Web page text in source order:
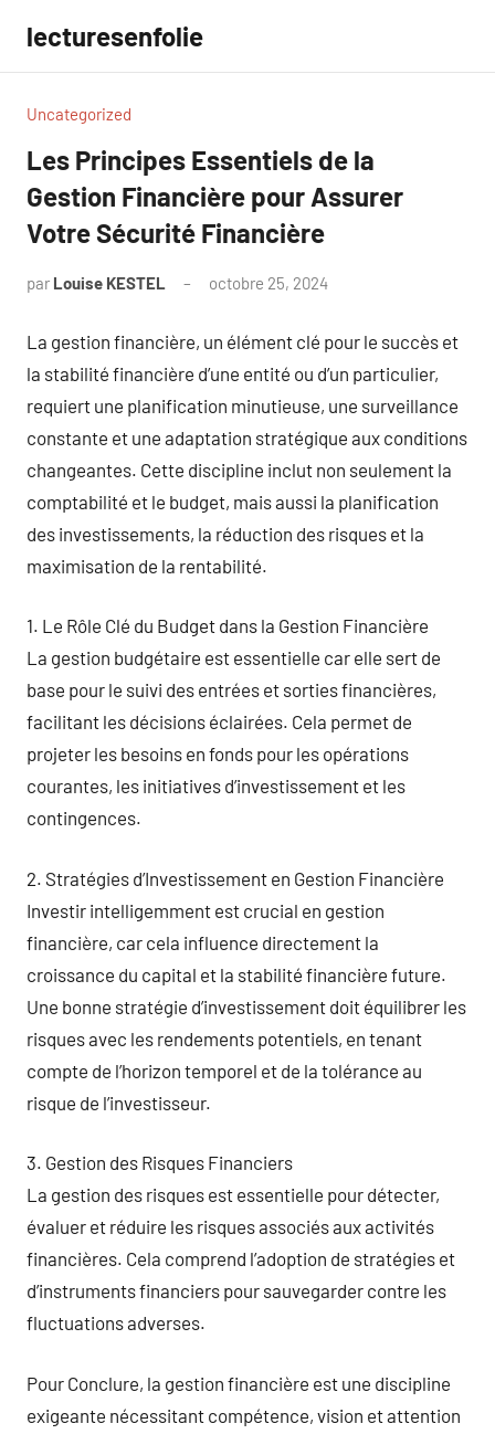
contenu
lecturesenfolie
Uncategorized
Les Principes Essentiels de la
Gestion Financière pour Assurer
Votre Sécurité Financière
par Louise KESTEL octobre 25, 2024
La gestion financière, un élément clé pour le succès et
la stabilité financière d’une entité ou d’un particulier,
requiert une planification minutieuse, une surveillance
constante et une adaptation stratégique aux conditions
changeantes. Cette discipline inclut non seulement la
comptabilité et le budget, mais aussi la planification
des investissements, la réduction des risques et la
maximisation de la rentabilité.
1. Le Rôle Clé du Budget dans la Gestion Financière
La gestion budgétaire est essentielle car elle sert de
base pour le suivi des entrées et sorties financières,
facilitant les décisions éclairées. Cela permet de
projeter les besoins en fonds pour les opérations
courantes, les initiatives d’investissement et les
contingences.
2. Stratégies d’Investissement en Gestion Financière
Investir intelligemment est crucial en gestion
financière, car cela influence directement la
croissance du capital et la stabilité financière future.
Une bonne stratégie d’investissement doit équilibrer les
risques avec les rendements potentiels, en tenant
compte de l’horizon temporel et de la tolérance au
risque de l’investisseur.
3. Gestion des Risques Financiers
La gestion des risques est essentielle pour détecter,
évaluer et réduire les risques associés aux activités
financières. Cela comprend l’adoption de stratégies et
d’instruments financiers pour sauvegarder contre les
fluctuations adverses.
Pour Conclure, la gestion financière est une discipline
exigeante nécessitant compétence, vision et attention